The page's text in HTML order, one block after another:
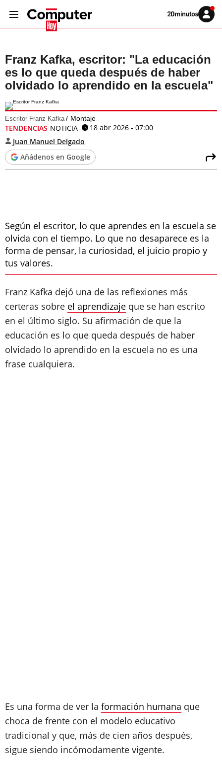
Volver
Iniciar
sesión
Franz Kafka, escritor: "La educación
es lo que queda después de haber
olvidado lo aprendido en la escuela"
Escritor Franz Kafka Montaje
TENDENCIAS NOTICIA
18 abr 2026 - 07:00
Juan Manuel Delgado
Añádenos en Google
Según el escritor, lo que aprendes en la escuela se
olvida con el tiempo. Lo que no desaparece es la
forma de pensar, la curiosidad, el juicio propio y
tus valores.
Franz Kafka dejó una de las reflexiones más
certeras sobre el aprendizaje que se han escrito
en el último siglo. Su afirmación de que la
educación es lo que queda después de haber
olvidado lo aprendido en la escuela no es una
frase cualquiera.
Es una forma de ver la formación humana que
choca de frente con el modelo educativo
tradicional y que, más de cien años después,
sigue siendo incómodamente vigente.